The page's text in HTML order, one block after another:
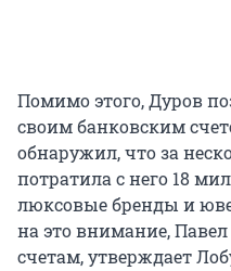
Помимо этого, Дуров
своим банковским
обнаружил, что за
потратила с него 18
люксовые бренды и
на это внимание,
счетам, утверждает